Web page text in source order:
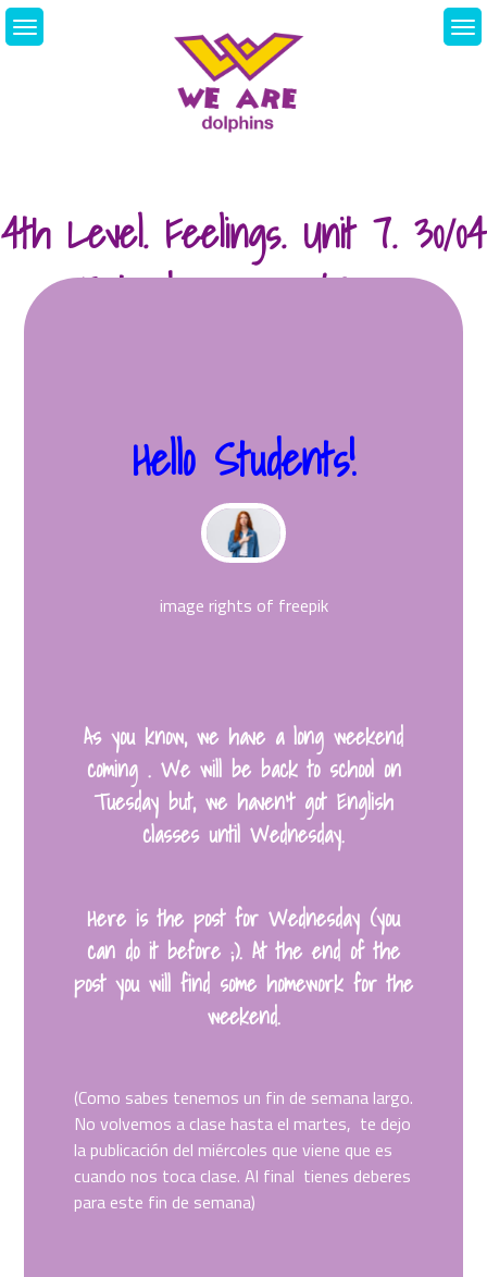
Skip
to
4th Level. Feelings. Unit 7. 30/04
Entrada para : 06/05 y
Hello Students!
image rights of freepik
As you know, we have a long weekend
coming. We will be back to school on
Tuesdaybut, we haven’t got English
classes until Wednesday.
Here is the post for Wednesday (you
can do it before ;). At the end of the
postyou will find some homework for the
weekend.
(Como sabes tenemos un fin de semana largo.
No volvemos a clase hasta el martes, te dejo
la publicación del miércoles que viene que es
cuando nos toca clase. Al final tienes deberes
para este fin de semana)